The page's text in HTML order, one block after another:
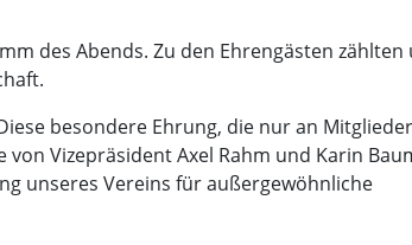
des Abends. Zu den Ehrengästen zählten
besondere Ehrung, die nur an Mitglieder
Vizepräsident Axel Rahm und Karin
unseres Vereins für außergewöhnliche